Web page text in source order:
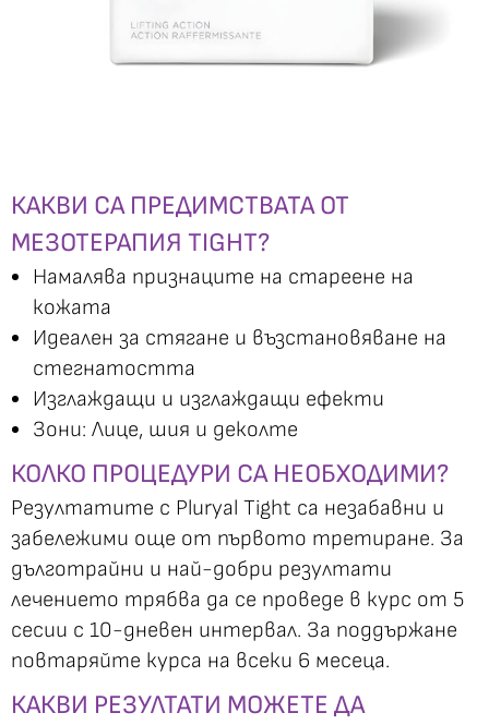
КАКВИ СА ПРЕДИМСТВАТА ОТ
МЕЗОТЕРАПИЯ TIGHT?
Намалява признаците на стареене на
кожата
Идеален за стягане и възстановяване на
стегнатостта
Изглаждащи и изглаждащи ефекти
Зони: Лице, шия и деколте
КОЛКО ПРОЦЕДУРИ СА НЕОБХОДИМИ?
Резултатите с Pluryal Tight са незабавни и
забележими още от първото третиране. За
дълготрайни и най-добри резултати
лечението трябва да се проведе в курс от 5
сесии с 10-дневен интервал. За поддържане
повтаряйте курса на всеки 6 месеца.
КАКВИ РЕЗУЛТАТИ МОЖЕТЕ ДА